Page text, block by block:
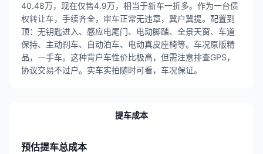
40.48万，现在仅售4.9万，相当于新车一折多。作为一台债
权转让车，手续齐全，审车正常无违章，冀户冀提。配置到
顶：无钥匙进入、感应电尾门、电动脚踏、全景天窗、车道
保持、主动刹车、自动泊车、电动真皮座椅等。车况原版精
品，一手车。这种背户车性价比极高，但需注意排查GPS，
协议交易不过户。实车实拍随时可看，车况保证。
提车成本
预估提车总成本